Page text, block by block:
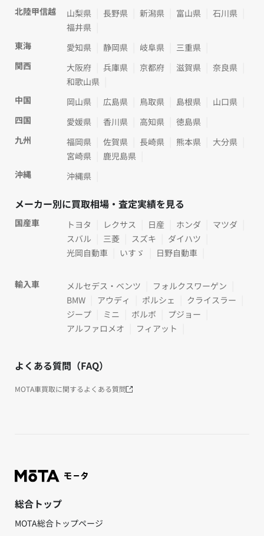
北陸甲信越
山梨県 長野県 新潟県 富山県
石川県
福井県
東海
愛知県 静岡県 岐阜県
三重県
関西
大阪府 兵庫県 京都府 滋賀県
奈良県
和歌山県
中国
岡山県 広島県 鳥取県 島根県
山口県
四国
愛媛県 香川県 高知県
徳島県
九州
福岡県 佐賀県 長崎県 熊本県
大分県
宮崎県
鹿児島県
沖縄
沖縄県
メーカー別に買取相場・査定実績を見る
国産車 トヨタ レクサス 日産 ホンダ
マツダ
スバル
三菱 スズキ
ダイハツ
光岡自動車
いすゞ 日野自動車
輸入車 メルセデス・ベンツ
フォルクスワーゲン
BMW
アウディ ポルシェ
クライスラー
ジープ
ミニ ボルボ
プジョー
アルファロメオ
フィアット
よくある質問（FAQ）
MOTA車買取に関するよくある質問
総合トップ
MOTA総合トップページ